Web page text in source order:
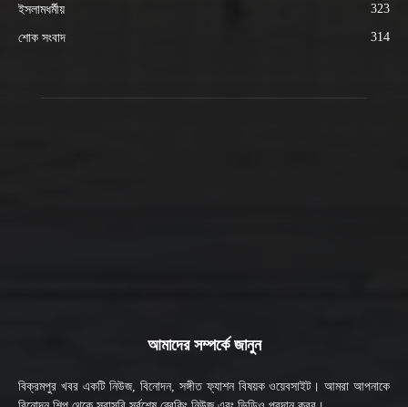
ইসলামধর্মীয় 323
শোক সংবাদ 314
আমাদের সম্পর্কে জানুন
বিক্রমপুর খবর একটি নিউজ, বিনোদন, সঙ্গীত ফ্যাশন বিষয়ক ওয়েবসাইট। আমরা আপনাকে